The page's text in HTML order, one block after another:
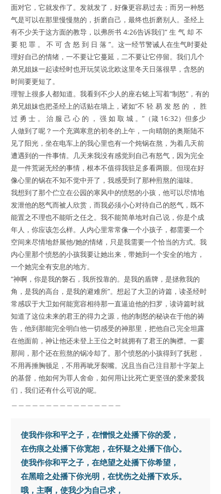
面对它，它就发作了。发就发了，好像更容易过去；而另一种怒
气是可以在那里慢慢熬的，折磨自己，最终也折磨别人。圣经上
有不少关于这方面的教导，以弗所书 4:26告诉我们“ 生 气 却 不
要 犯 罪 。 不 可 含 怒 到 日 落 ”。这一经节警诫人在生气时要处
理好自己的情绪，一不要让它蔓延，二不要让它停留。我们几个
弟兄姐妹一起读经时也开玩笑说北欧这里冬天日落很早，含怒的
时间要更短了。
理智上很多人都知道。我看到不少人的座右铭上写着“制怒”，有的
弟兄姐妹也把圣经上的话贴在墙上，诸如“不 轻 易 发 怒 的 ， 胜
过 勇 士 。 治 服 己 心 的 ， 强 如 取 城 。”（箴 16:32）但多少
人做到了呢？一个充満寒意的初冬的上午，一向晴朗的奥斯陆不
见了阳光，坐在电车上的我心里也有一个炖锅在熬，为着几天前
遭遇到的一件事情。几天来我没有感觉到自己有怒气，因为完全
是一件荒诞无经的事情，根本不值得我驻足多看两眼。但现在好
像心里的锅在不知不觉中开了，我感受到了那种煎熬的滋味。
我想到了那个伫立在公园的寒风中的愤怒的小孩，他可以尽情地
发泄他的怒气而被人欣赏，而我必须小心对待自己的怒气，既不
能置之不理也不能听之任之。我不能简单地对自己说，你是个成
年人，你应该怎么样。人内心里常常像一个小孩子，都需要一个
空间来尽情地舒展他/她的情绪，只是我需要一个恰当的方式。我
内心里那个愤怒的小孩我要让她出来，带她到一个安全的地方，
一个她完全有安息的地方。
“神啊，你是我的磐石，我所投靠的。是我的盾牌，是拯救我的
角，是我的高台，是我的避难所”。想起了大卫的诗篇，读圣经时
常感叹于大卫如何能宽容相待那一直逼迫他的扫罗，读诗篇时就
知道了这位未来的君王的得力之源，他的制怒的秘诀在于他的祷
告，他到那能完全明白他一切感受的神那里，把他自己完全坦露
在他面前，神让他还未登上王位之时就拥有了君王的胸襟。一霎
那间，那个还在煎熬的锅冷却了。那个愤怒的小孩得到了抚慰，
不用再捶胸顿足，不用再呲牙裂嘴。况且当自己注目那十字架上
的基督，他如何为罪人舍命，如何用让比死亡更坚强的爱来爱我
们，我们还有什么可说的呢。
使我作你和平之子，在憎恨之处播下你的爱，
在伤痕之处播下你宽恕，在怀疑之处播下信心。
使我作你和平之子，在绝望之处播下你希望，
在黑暗之处播下你光明，在忧伤之处播下欢乐。
哦，主啊，使我少为自己求，